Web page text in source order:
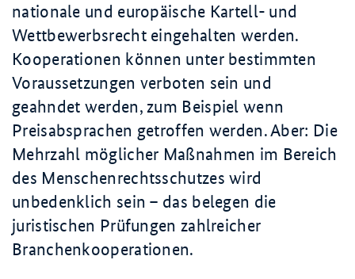
nationale und europäische Kartell- und
Wettbewerbsrecht eingehalten werden.
Kooperationen können unter bestimmten
Voraussetzungen verboten sein und
geahndet werden, zum Beispiel wenn
Preisabsprachen getroffen werden. Aber: Die
Mehrzahl möglicher Maßnahmen im Bereich
des Menschenrechtsschutzes wird
unbedenklich sein – das belegen die
juristischen Prüfungen zahlreicher
Branchenkooperationen.